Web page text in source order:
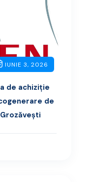
IUNIE 3, 2026
de achiziție
de